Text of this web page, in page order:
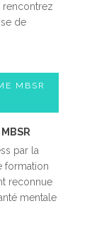
rencontrez
de
MBSR
par la
formation
reconnue
mentale